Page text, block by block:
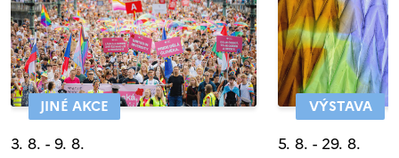
JINÉ AKCE
3. 8. - 9. 8.
VÝSTAVA
5. 8. - 29. 8.